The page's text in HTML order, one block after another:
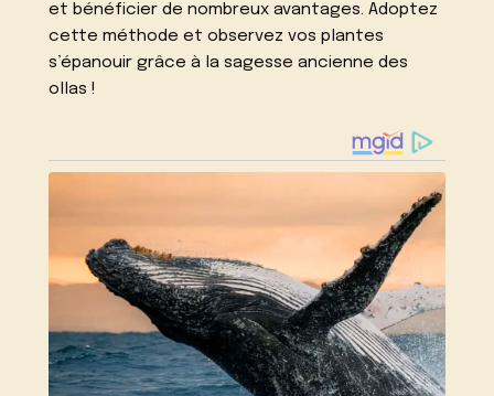
et bénéficier de nombreux avantages. Adoptez
cette méthode et observez vos plantes
s’épanouir grâce à la sagesse ancienne des
ollas !